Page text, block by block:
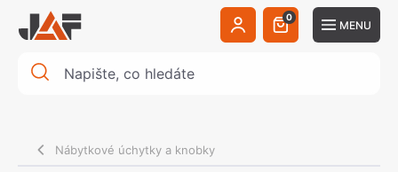
0
MENU
Nábytkové úchytky a knobky